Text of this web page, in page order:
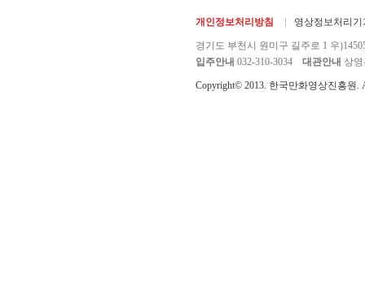
개인정보처리방침 영상정보처리기
경기도 부천시 원미구 길주로 1 우
입주안내 032-310-3034 대관안내 상영
Copyright© 2013. 한국만화영상진흥원.